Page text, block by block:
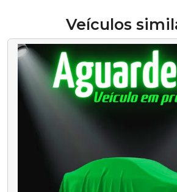
Veículos